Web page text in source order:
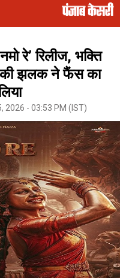
रे’ रिलीज, भक्ति
की झलक ने फैंस का
2026 - 03:53 PM (IST)